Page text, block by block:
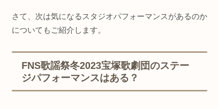
さて、次は気になるスタジオパフォーマンスがあるのか
についてもご紹介します。
FNS歌謡祭冬2023宝塚歌劇団のステー
ジパフォーマンスはある？